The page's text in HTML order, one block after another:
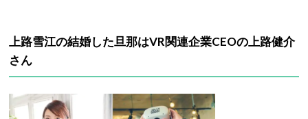
上路雪江の結婚した旦那はVR関連企業CEOの上路健介
さん